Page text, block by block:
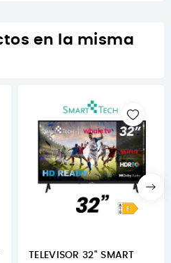
en la misma
TELEVISOR 32" SMART